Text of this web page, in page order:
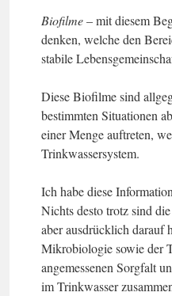
Biofilme– mit diesem
denken, welche den
stabile
Diese Biofilme sind
bestimmten Situationen
einer Menge auftreten,
Trinkwassersystem.
Ich habe diese
Nichts desto trotz sind
aber ausdrücklich darauf
Mikrobiologie sowie der
angemessenen Sorgfalt
im Trinkwasser